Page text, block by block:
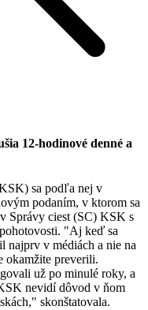
12-hodinové denné a
sa podľa nej v
podaním, v ktorom sa
Správy ciest (SC) KSK s
"Aj keď sa
najprv v médiách a nie na
okamžite preverili.
už po minulé roky, a
nevidí dôvod v ňom
skonštatovala.